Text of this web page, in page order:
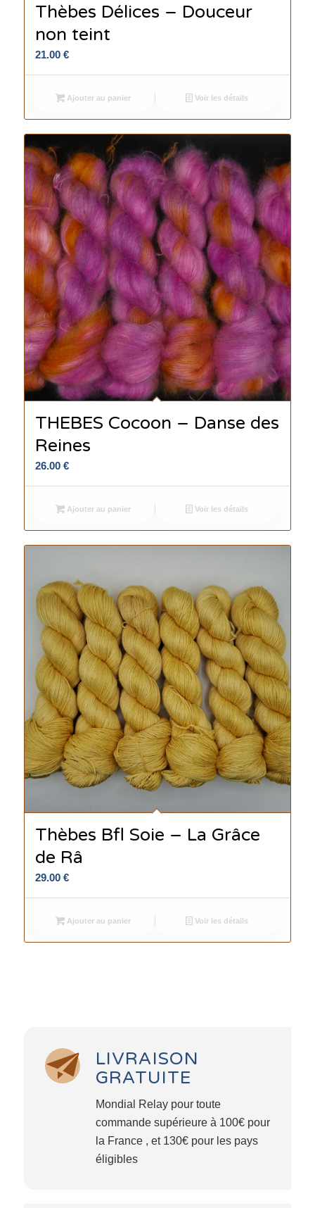
Thèbes Délices – Douceur
non teint
21.00 €
Ajouter au panier Voir les détails
THEBES Cocoon – Danse des
Reines
26.00 €
Ajouter au panier Voir les détails
Thèbes Bfl Soie – La Grâce
de Râ
29.00 €
Ajouter au panier Voir les détails
LIVRAISON
GRATUITE
Mondial Relay pour toute
commande supérieure à 100€ pour
la France , et 130€ pour les pays
éligibles